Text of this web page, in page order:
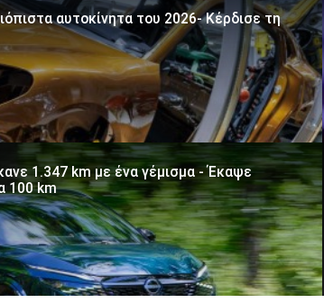
αυτοκίνητα του 2026- Κέρδισε τη
1.347 km με ένα γέμισμα - Έκαψε
100 km